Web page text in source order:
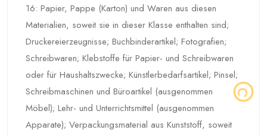
16: Papier, Pappe (Karton) und Waren aus diesen
Materialien, soweit sie in dieser Klasse enthalten sind;
Druckereierzeugnisse; Buchbinderartikel; Fotografien;
Schreibwaren; Klebstoffe für Papier- und Schreibwaren
oder für Haushaltszwecke; Künstlerbedarfsartikel; Pinsel;
Schreibmaschinen und Büroartikel (ausgenommen
Möbel); Lehr- und Unterrichtsmittel (ausgenommen
Apparate); Verpackungsmaterial aus Kunststoff, soweit